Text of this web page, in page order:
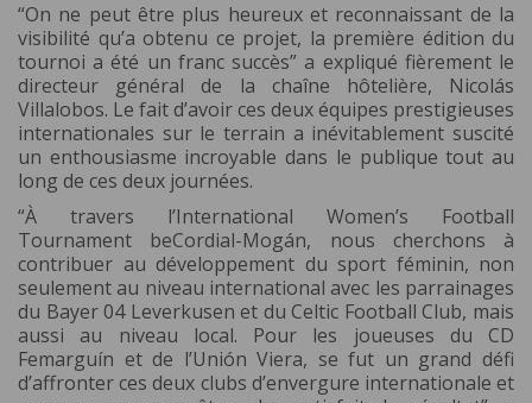
“On ne peut être plus heureux et reconnaissant de la
visibilité qu’a obtenu ce projet, la première édition du
tournoi a été un franc succès” a expliqué fièrement le
directeur général de la chaîne hôtelière, Nicolás
Villalobos. Le fait d’avoir ces deux équipes prestigieuses
internationales sur le terrain a inévitablement suscité
un enthousiasme incroyable dans le publique tout au
long de ces deux journées.
“À travers l’International Women’s Football
Tournament beCordial-Mogán, nous cherchons à
contribuer au développement du sport féminin, non
seulement au niveau international avec les parrainages
du Bayer 04 Leverkusen et du Celtic Football Club, mais
aussi au niveau local. Pour les joueuses du CD
Femarguín et de l’Unión Viera, se fut un grand défi
d’affronter ces deux clubs d’envergure internationale et